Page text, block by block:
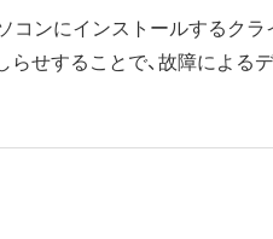
コンにインストールするク
せすることで、故障による